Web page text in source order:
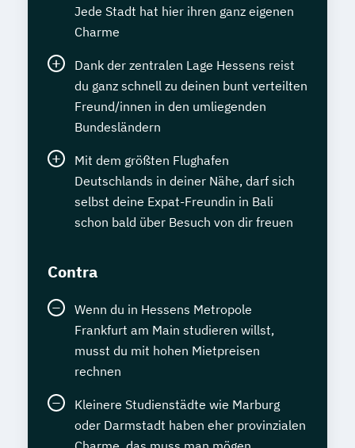
Jede Stadt hat hier ihren ganz eigenen
Charme
Dank der zentralen Lage Hessens reist
du ganz schnell zu deinen bunt verteilten
Freund/innen in den umliegenden
Bundesländern
Mit dem größten Flughafen
Deutschlands in deiner Nähe, darf sich
selbst deine Expat-Freundin in Bali
schon bald über Besuch von dir freuen
Contra
Wenn du in Hessens Metropole
Frankfurt am Main studieren willst,
musst du mit hohen Mietpreisen
rechnen
Kleinere Studienstädte wie Marburg
oder Darmstadt haben eher provinzialen